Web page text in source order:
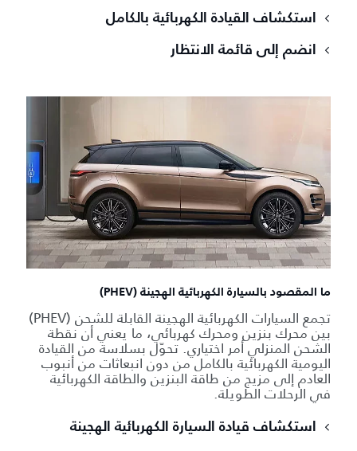
استكشاف القيادة الكهربائية بالكامل
انضم إلى قائمة الانتظار
ما المقصود بالسيارة الكهربائية الهجينة (PHEV)
تجمع السيارات الكهربائية الهجينة القابلة للشحن (PHEV)
بين محرك بنزين ومحرك كهربائي، ما يعني أن نقطة
الشحن المنزلي أمر اختياري. تحوّل بسلاسة من القيادة
اليومية الكهربائية بالكامل من دون انبعاثات من أنبوب
العادم إلى مزيج من طاقة البنزين والطاقة الكهربائية
في الرحلات الطويلة.
استكشاف قيادة السيارة الكهربائية الهجينة